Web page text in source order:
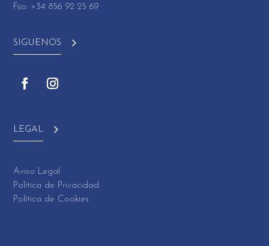
Fijo: +34 856 92 25 69
SIGUENOS
LEGAL
Aviso Legal
Política de Privacidad
Política de Cookies